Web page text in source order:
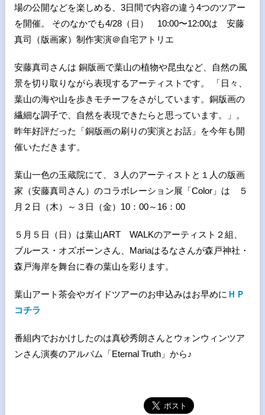
場の公開などを楽しめる、3日間で内容の違う4つのツアー
を開催。 そのなかでも4/28（日） 10:00〜12:00は 安藤
真司（版画家）制作実演＠自宅アトリエ
安藤真司さんは 銅版画で葉山の植物や昆虫など、自然の風
景を切り取りながら表現するアーティストです。 「日々、
葉山の海や山を歩きモチーフをさがしています。銅版画の
繊細な調子で、自然を表現できたらと思っています。」。
昨年好評だった「銅版画の刷りの実演とお話」を今年も開
催いただきます。
葉山一色の玉蔵院にて、３人のアーティストと１人の版画
家（安藤真司さん）のコラボレーション展「Color」は ５
月２日（木）～３日（金）10：00～16：00
５月５日（日）は葉山ART WALKのアーティスト２組、
ブルース・オズボーンさん、Mariaはるなさんが森戸神社・
森戸海岸を舞台に春の葉山を彩ります。
葉山アート茶会やガイドツアーのお申込みはお早めに ＨＰ
コチラ
番組内でおかけしたのは真砂秀朗さんとウォンウィンツア
ンさん演奏のアルバム「Eternal Truth」から♪